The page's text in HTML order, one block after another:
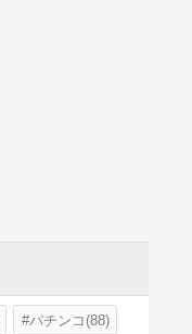
パチンコ(88)